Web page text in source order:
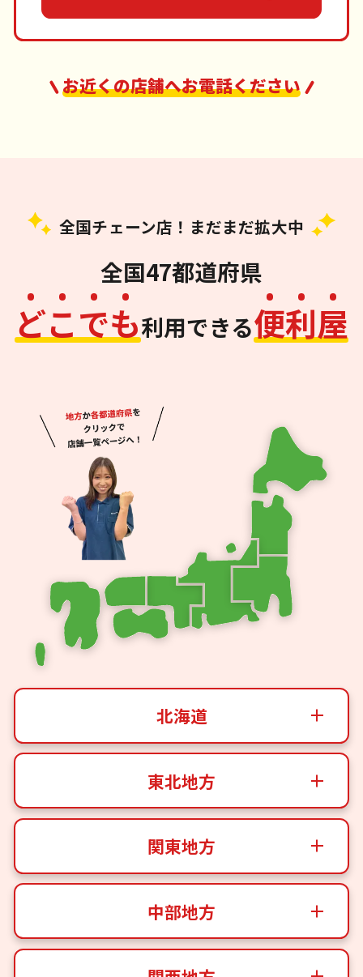
お近くの店舗へお電話ください
全国チェーン店！まだまだ拡大中
全国47都道府県
どこでも利用できる便利屋
北海道
東北地方
関東地方
中部地方